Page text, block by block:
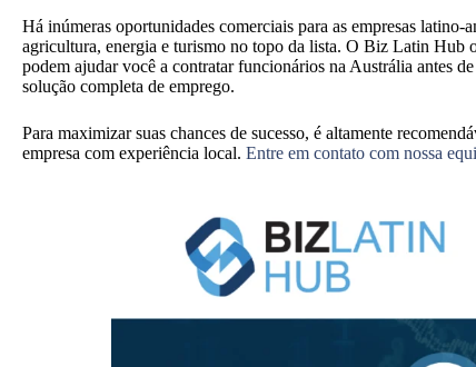
Há inúmeras oportunidades comerciais para as empresas
agricultura, energia e turismo no topo da lista. O Biz Latin Hub
podem ajudar você a contratar funcionários na Austrália antes
solução completa de emprego.
Para maximizar suas chances de sucesso, é altamente
empresa com experiência local. Entre em contato com nossa